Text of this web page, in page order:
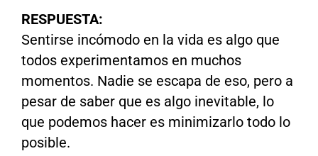
RESPUESTA:
Sentirse incómodo en la vida es algo que
todos experimentamos en muchos
momentos. Nadie se escapa de eso, pero a
pesar de saber que es algo inevitable, lo
que podemos hacer es minimizarlo todo lo
posible.